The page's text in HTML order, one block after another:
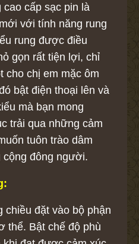
cao cấp sạc pin là
với tính năng rung
rung được điều
gọn rất tiện lợi, chỉ
cho chị em mặc ôm
bật điện thoại lên và
mà bạn mong
trải qua những cảm
tuôn trào dâm
đông người.
chiều đặt vào bộ phận
thể. Bật chế độ phù